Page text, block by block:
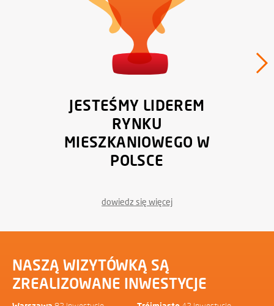
JESTEŚMY LIDEREM
RYNKU
MIESZKANIOWEGO W
POLSCE
dowiedz się więcej
NASZĄ WIZYTÓWKĄ SĄ
ZREALIZOWANE INWESTYCJE